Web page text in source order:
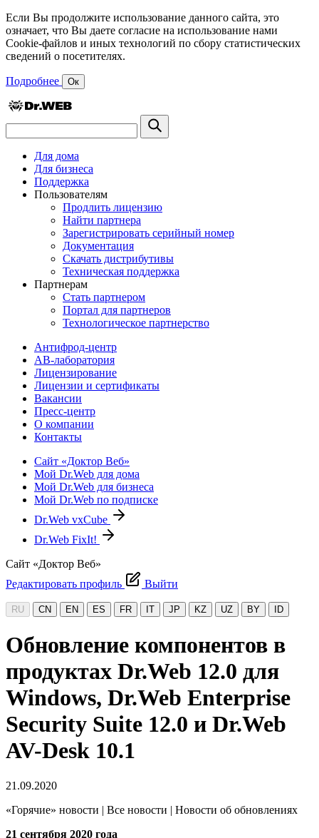
Если Вы продолжите использование данного сайта, это
означает, что Вы даете согласие на использование нами
Cookie-файлов и иных технологий по сбору статистических
сведений о посетителях.
Подробнее Ок
Для дома
Для бизнеса
Поддержка
Пользователям
Продлить лицензию
Найти партнера
Зарегистрировать серийный номер
Документация
Скачать дистрибутивы
Техническая поддержка
Партнерам
Стать партнером
Портал для партнеров
Технологическое партнерство
Антифрод-центр
АВ-лаборатория
Лицензирование
Лицензии и сертификаты
Вакансии
Пресс-центр
О компании
Контакты
Сайт «Доктор Веб»
Мой Dr.Web для дома
Мой Dr.Web для бизнеса
Мой Dr.Web по подписке
Dr.Web vxCube
Dr.Web FixIt!
Сайт «Доктор Веб»
Редактировать профиль
Выйти
RU CN EN ES FR IT JP KZ UZ BY ID
Обновление компонентов в
продуктах Dr.Web 12.0 для
Windows, Dr.Web Enterprise
Security Suite 12.0 и Dr.Web
AV-Desk 10.1
21.09.2020
«Горячие» новости | Все новости | Новости об обновлениях
21 сентября 2020 года